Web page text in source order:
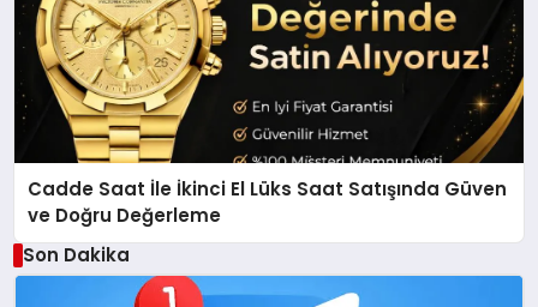
Cadde Saat İle İkinci El Lüks Saat Satışında Güven
ve Doğru Değerleme
Son Dakika